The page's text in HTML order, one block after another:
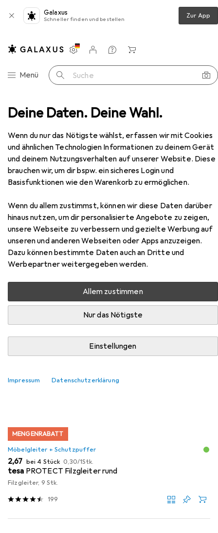
Deine Daten. Deine Wahl.
Wenn du nur das Nötigste wählst, erfassen wir mit Cookies
und ähnlichen Technologien Informationen zu deinem Gerät
und deinem Nutzungsverhalten auf unserer Website. Diese
brauchen wir, um dir bspw. ein sicheres Login und
Basisfunktionen wie den Warenkorb zu ermöglichen.
Wenn du allem zustimmst, können wir diese Daten darüber
hinaus nutzen, um dir personalisierte Angebote zu zeigen,
unsere Webseite zu verbessern und gezielte Werbung auf
unseren und anderen Webseiten oder Apps anzuzeigen.
Dazu können bestimmte Daten auch an Dritte und
Werbepartner weitergegeben werden.
Allem zustimmen
Nur das Nötigste
Einstellungen
Impressum Datenschutzerklärung
Galaxus
Schneller finden und bestellen Zur App
Navigation nach Kategorien
Menü Suche
Einstellungen
Kundenkonto
Vergleichslisten
Merklisten
Warenkorb
Möbel Wohnzimmer TV Möbel Homitis Ada
HomitisAda
150 x 50 x 40 cm
Zubehör für Homitis Ada
Hier findest du passendes Zubehör zum Produkt Homitis
Ada aus der Kategorie Möbelgleiter + Schutzpuffer.
Relevanz
Produktliste
MENGENRABATT
Möbelgleiter + Schutzpuffer
EUR
tesaPROTECT Filzgleiter rund
MENGENRABATT
Möbelgleiter + Schutzpuffer
EUR
2,67 bei 4 Stück EUR
0,30/1Stk.
tesa PROTECT Filzgleiter rund
Filzgleiter, 9 Stk.
199